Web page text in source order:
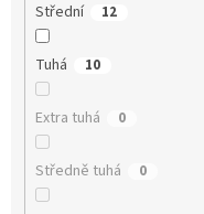
Střední 12
Tuhá 10
Extra tuhá 0
Středně tuhá 0